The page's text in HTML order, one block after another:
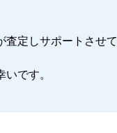
査定しサポートさせて
です。